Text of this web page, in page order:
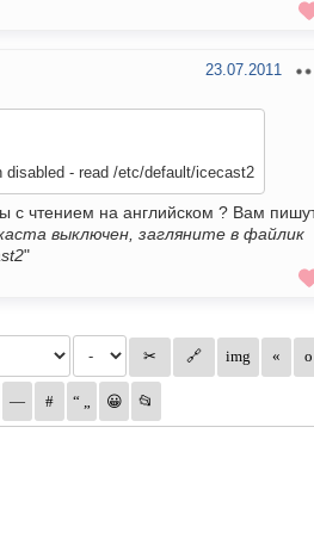
23.07.2011
disabled - read /etc/default/icecast2
с чтением на английском ? Вам
выключен, загляните в файлик
"